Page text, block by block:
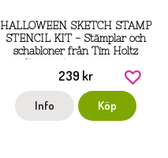
HALLOWEEN SKETCH STAMP
STENCIL KIT - Stämplar och
schabloner från Tim Holtz
Stamper's anonymous
239 kr
Info Köp